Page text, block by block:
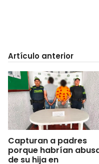
Artículo anterior
Capturan a padres
porque habrían
de su hija en